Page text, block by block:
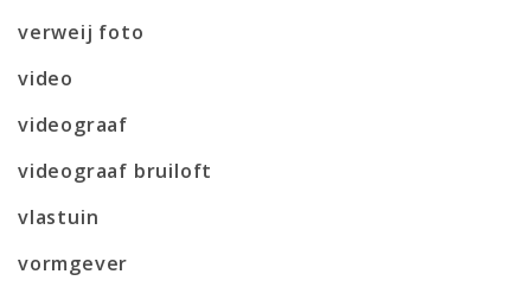
verweij foto
video
videograaf
videograaf bruiloft
vlastuin
vormgever